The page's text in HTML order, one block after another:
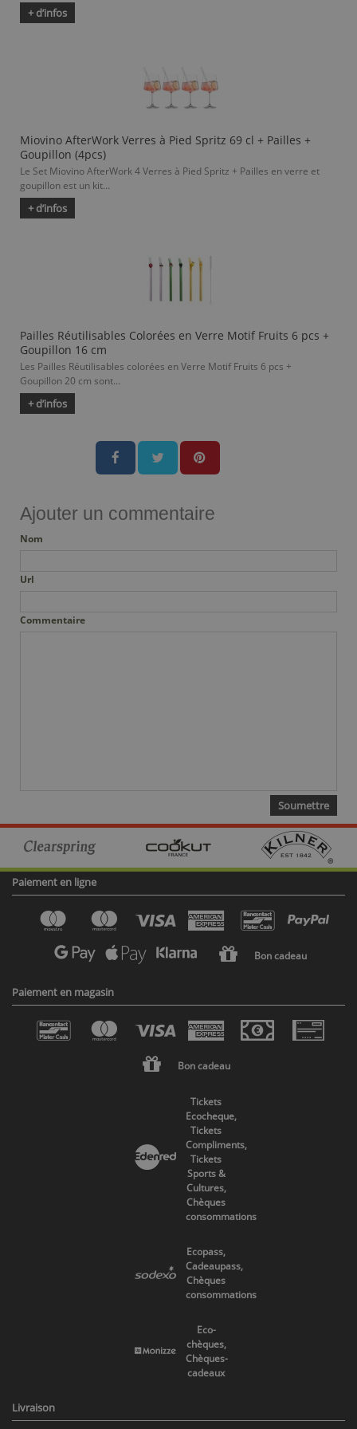
+ d’infos
Miovino AfterWork Verres à Pied Spritz 69 cl + Pailles +
Goupillon (4pcs)
Le Set Miovino AfterWork 4 Verres à Pied Spritz + Pailles en verre et
goupillon est un kit...
+ d’infos
Pailles Réutilisables Colorées en Verre Motif Fruits 6 pcs +
Goupillon 16 cm
Les Pailles Réutilisables colorées en Verre Motif Fruits 6 pcs +
Goupillon 20 cm sont...
+ d’infos
Ajouter un commentaire
Nom
Url
Commentaire
Paiement en ligne
Bon cadeau
Paiement en magasin
Bon cadeau
Tickets
Ecocheque,
Tickets
Compliments,
Tickets
Sports &
Cultures,
Chèques
consommations
Ecopass,
Cadeaupass,
Chèques
consommations
Eco-
chèques,
Chèques-
cadeaux
Livraison